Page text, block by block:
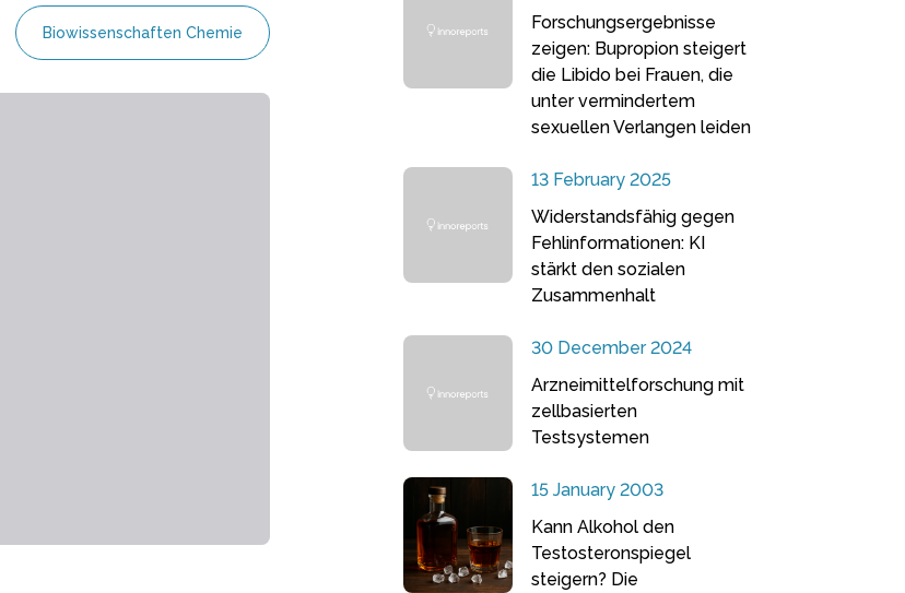
Biowissenschaften Chemie
Forschungsergebnisse
zeigen: Bupropion steigert
die Libido bei Frauen, die
unter vermindertem
sexuellen Verlangen leiden
13 February 2025
Widerstandsfähig gegen
Fehlinformationen: KI
stärkt den sozialen
Zusammenhalt
30 December 2024
Arzneimittelforschung mit
zellbasierten
Testsystemen
15 January 2003
Kann Alkohol den
Testosteronspiegel
steigern? Die